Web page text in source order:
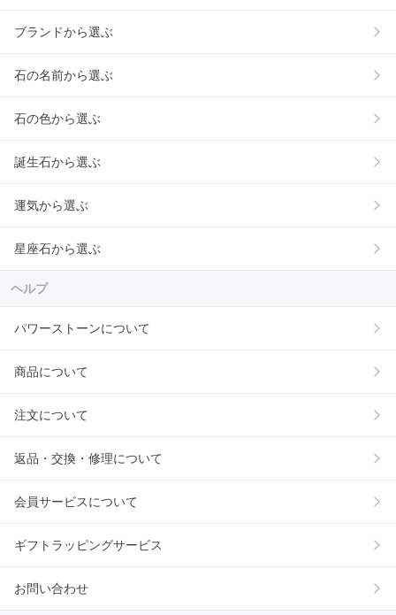
ブランドから選ぶ
石の名前から選ぶ
石の色から選ぶ
誕生石から選ぶ
運気から選ぶ
星座石から選ぶ
ヘルプ
パワーストーンについて
商品について
注文について
返品・交換・修理について
会員サービスについて
ギフトラッピングサービス
お問い合わせ